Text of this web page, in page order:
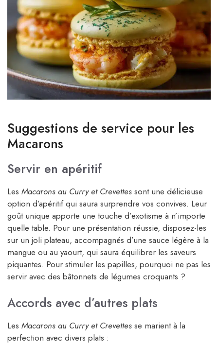
Suggestions de service pour les
Macarons
Servir en apéritif
Les Macarons au Curry et Crevettes sont une délicieuse
option d’apéritif qui saura surprendre vos convives. Leur
goût unique apporte une touche d’exotisme à n’importe
quelle table. Pour une présentation réussie, disposez-les
sur un joli plateau, accompagnés d’une sauce légère à la
mangue ou au yaourt, qui saura équilibrer les saveurs
piquantes. Pour stimuler les papilles, pourquoi ne pas les
servir avec des bâtonnets de légumes croquants ?
Accords avec d’autres plats
Les Macarons au Curry et Crevettes se marient à la
perfection avec divers plats :